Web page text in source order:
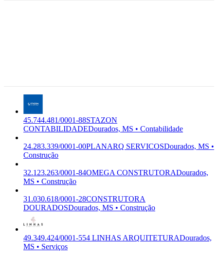
45.744.481/0001-88STAZON
CONTABILIDADEDourados, MS • Contabilidade
24.283.339/0001-00PLANARQ SERVICOSDourados, MS •
Construção
32.123.263/0001-84OMEGA CONSTRUTORADourados,
MS • Construção
31.030.618/0001-28CONSTRUTORA
DOURADOSDourados, MS • Construção
49.349.424/0001-554 LINHAS ARQUITETURADourados,
MS • Serviços